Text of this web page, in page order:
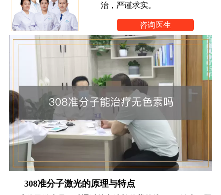
治，严谨求实。
咨询医生
308准分子激光的原理与特点